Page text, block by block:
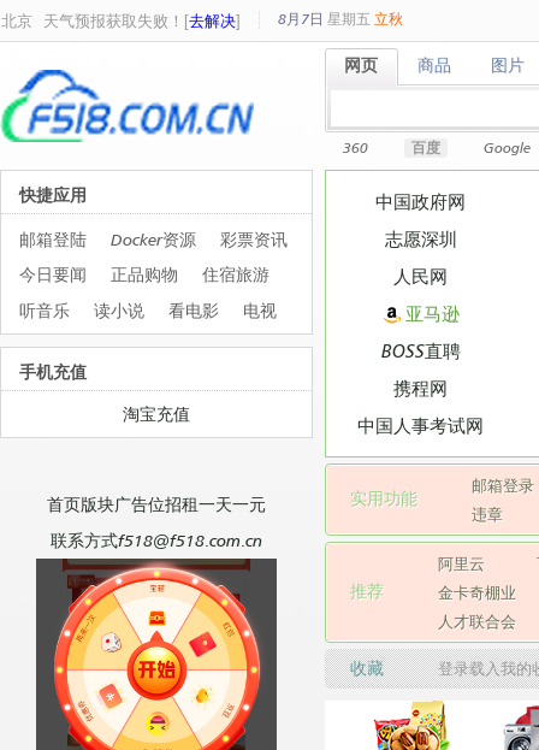
北京 天气预报获取失败！[去解决] 8月7日 星期五 立秋
网页
网页 商品
商品 图片
图片
360 百度 Google
中国政府网
志愿深圳
人民网
亚马逊
BOSS直聘
携程网
中国人事考试网
实用功能
邮箱登录
违章
推荐
阿里云
金卡奇棚业
人才联合会
收藏 登录载入我
快捷应用
邮箱登陆 Docker资源
彩票资讯
今日要闻
正品购物
住宿旅游
听音乐
读小说 看电影 电视
手机充值
淘宝充值
首页版块广告位招租一天一元
联系方式f518@f518.com.cn